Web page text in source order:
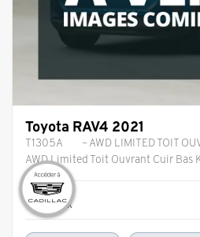
Toyota RAV4 2021
T1305A
– AWD LIMITED TOIT
AWD Limited Toit Ouvrant Cuir Bas
Votre prix